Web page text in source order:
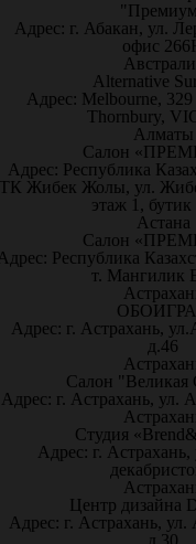
Адрес: г. Абакан, ул.
офис
Alternative
Адрес: Melbourne,
Thornbury,
Алматы
Салон
Адрес: Республика
Жибек Жолы, ул.
этаж 1,
Астана
Салон
Республика
т. Мангилик
Адрес: г. Астрахань,
д.46
Салон
Адрес: г. Астрахань, ул.
Студия
Адрес: г.
Центр дизайна
Адрес: г. Астрахань, ул.
д.30